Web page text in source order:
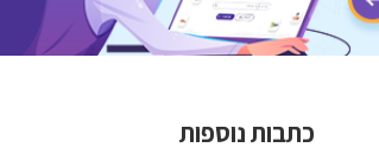
כתבות נוספות